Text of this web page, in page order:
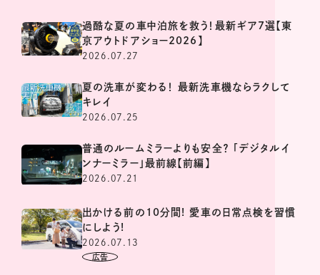
過酷な夏の車中泊旅を救う！最新ギア7選【東
京アウトドアショー2026】
2026.07.27
夏の洗車が変わる！ 最新洗車機ならラクして
キレイ
2026.07.25
普通のルームミラーよりも安全？ 「デジタルイ
ンナーミラー」最前線【前編】
2026.07.21
出かける前の10分間! 愛車の日常点検を習慣
にしよう!
2026.07.13